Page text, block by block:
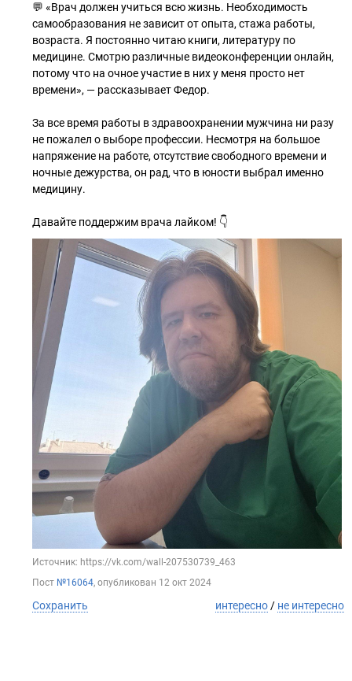
💬 «Врач должен учиться всю жизнь. Необходимость
самообразования не зависит от опыта, стажа работы,
возраста. Я постоянно читаю книги, литературу по
медицине. Смотрю различные видеоконференции онлайн,
потому что на очное участие в них у меня просто нет
времени», — рассказывает Федор.
За все время работы в здравоохранении мужчина ни разу
не пожалел о выборе профессии. Несмотря на большое
напряжение на работе, отсутствие свободного времени и
ночные дежурства, он рад, что в юности выбрал именно
медицину.
Давайте поддержим врача лайком! 👇
Источник: https://vk.com/wall-207530739_463
Пост №16064, опубликован 12 окт 2024
Сохранить интересно / не интересно